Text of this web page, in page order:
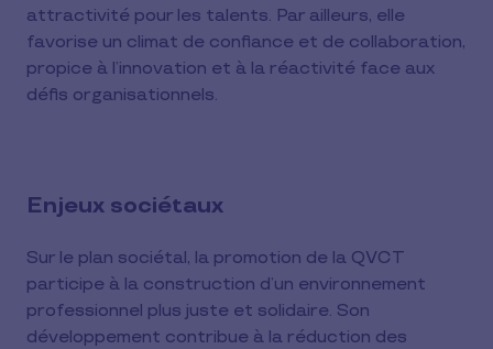
attractivité pour les talents. Par ailleurs, elle
favorise un climat de confiance et de collaboration,
propice à l’innovation et à la réactivité face aux
défis organisationnels.
Enjeux sociétaux
Sur le plan sociétal, la promotion de la QVCT
participe à la construction d’un environnement
professionnel plus juste et solidaire. Son
développement contribue à la réduction des